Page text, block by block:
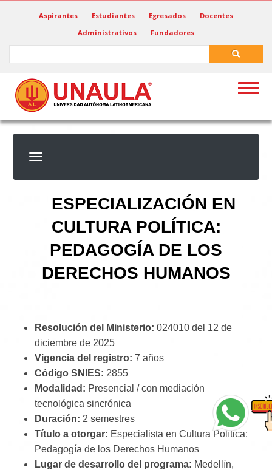
Aspirantes Estudiantes Egresados
Docentes
Administrativos
Fundadores
ESPECIALIZACIÓN EN
CULTURA POLÍTICA:
PEDAGOGÍA DE LOS
DERECHOS HUMANOS
Resolución del Ministerio: 024010 del 12 de
diciembre de 2025
Vigencia del registro:7 años
Código SNIES: 2855
Modalidad: Presencial / con mediación
tecnológica sincrónica
Duración: 2 semestres
Título a otorgar: Especialista en Cultura Política:
Pedagogía de los Derechos Humanos
Lugar de desarrollo del programa: Medellín,